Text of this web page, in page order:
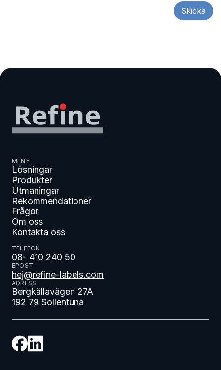
MENY
Lösningar
Produkter
Utmaningar
Rekommendationer
Frågor
Om oss
Kontakta oss
TELEFON
08- 410 240 50
EPOST
hej@refine-labels.com
ADRESS
Bergkällavägen 27A
192 79 Sollentuna